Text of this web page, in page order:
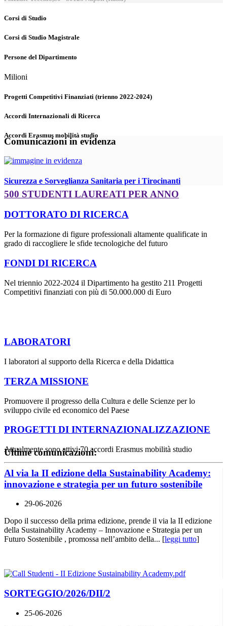
Corsi di Studio
Corsi di Studio Magistrale
Persone del Dipartimento
Milioni
Progetti Competitivi Finanziati (trienno 2022-2024)
Accordi Internazionali di Ricerca
Accordi Erasmus mobilità studio
Comunicazioni in evidenza
Sicurezza e Sorveglianza Sanitaria per i Tirocinanti
500 STUDENTI LAUREATI PER ANNO
DOTTORATO DI RICERCA
Per la formazione di figure professionali altamente qualificate in
grado di raccogliere le sfide tecnologiche del futuro
FONDI DI RICERCA
Nel triennio 2022-2024 il Dipartimento ha gestito 211 Progetti
Competitivi finanziati con più di 50.000.000 di Euro
LABORATORI
I laboratori al supporto della Ricerca e della Didattica
TERZA MISSIONE
Promuovere il progresso della Cultura e delle Scienze per lo
sviluppo civile ed economico del Paese
PROGETTI DI INTERNAZIONALIZZAZIONE
Attualmente sono attivi 70 accordi Erasmus mobilità studio
Ultime comunicazioni:
Al via la II edizione della Sustainability Academy:
innovazione e strategia per un futuro sostenibile
29-06-2026
Dopo il successo della prima edizione, prende il via la II edizione
della Sustainability Academy – Innovazione e Strategia per un
Futuro Sostenibile , promossa nell’ambito della... [leggi tutto]
SORTEGGIO/2026/DII/2
25-06-2026